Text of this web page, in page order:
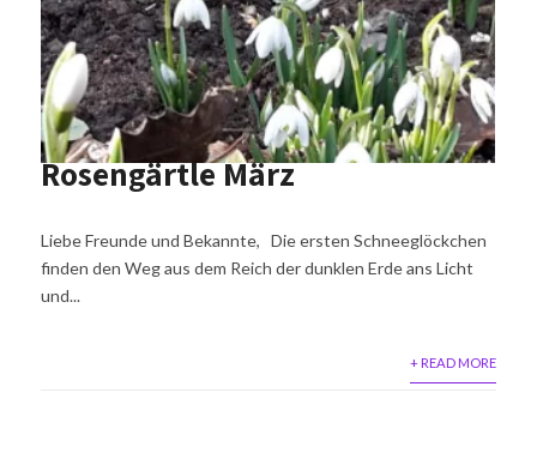
Rosengärtle März
Liebe Freunde und Bekannte, Die ersten Schneeglöckchen
finden den Weg aus dem Reich der dunklen Erde ans Licht
und...
+ READ MORE